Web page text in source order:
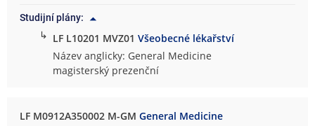
Studijní plány:
↳ LF L10201 MVZ01Všeobecné lékařství
Název anglicky: General Medicine
magisterský prezenční
LF M0912A350002 M-GMGeneral Medicine